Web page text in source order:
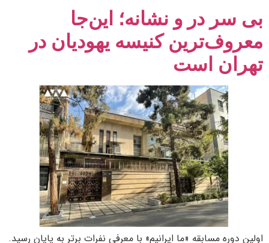
بی سر در و نشانه؛ این‌جا
معروف‌ترین کنیسه یهودیان در
تهران است
اولین دوره مسابقه «ما ایرانیم» با معرفی نفرات برتر به پایان رسید.